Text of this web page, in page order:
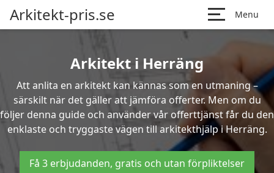
Arkitekt-pris.se Menu
Arkitekt i Herräng
Att anlita en arkitekt kan kännas som en utmaning –
särskilt när det gäller att jämföra offerter. Men om du
följer denna guide och använder vår offerttjänst får du den
enklaste och tryggaste vägen till arkitekthjälp i Herräng.
Få 3 erbjudanden, gratis och utan förpliktelser